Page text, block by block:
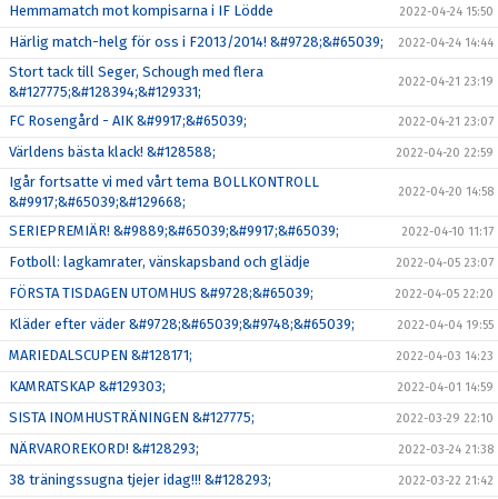
Hemmamatch mot kompisarna i IF Lödde 2022-04-24 15:50
Härlig match-helg för oss i F2013/2014! &#9728;&#65039; 2022-04-24 14:44
Stort tack till Seger, Schough med flera
&#127775;&#128394;&#129331;
2022-04-21 23:19
FC Rosengård - AIK &#9917;&#65039; 2022-04-21 23:07
Världens bästa klack! &#128588; 2022-04-20 22:59
Igår fortsatte vi med vårt tema BOLLKONTROLL
&#9917;&#65039;&#129668;
2022-04-20 14:58
SERIEPREMIÄR! &#9889;&#65039;&#9917;&#65039; 2022-04-10 11:17
Fotboll: lagkamrater, vänskapsband och glädje 2022-04-05 23:07
FÖRSTA TISDAGEN UTOMHUS &#9728;&#65039; 2022-04-05 22:20
Kläder efter väder &#9728;&#65039;&#9748;&#65039; 2022-04-04 19:55
MARIEDALSCUPEN &#128171; 2022-04-03 14:23
KAMRATSKAP &#129303; 2022-04-01 14:59
SISTA INOMHUSTRÄNINGEN &#127775; 2022-03-29 22:10
NÄRVAROREKORD! &#128293; 2022-03-24 21:38
38 träningssugna tjejer idag!!! &#128293; 2022-03-22 21:42